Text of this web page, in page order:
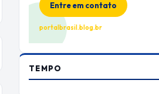
Entre em contato
portalbrasil.blog.br
TEMPO